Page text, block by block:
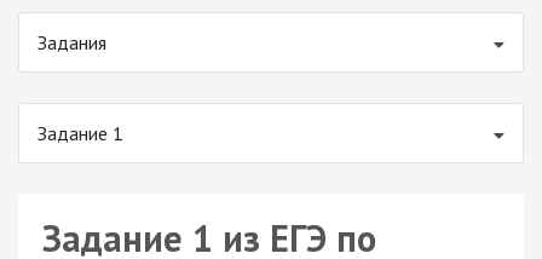
Задания
Задание 1
Задание 1 из ЕГЭ по